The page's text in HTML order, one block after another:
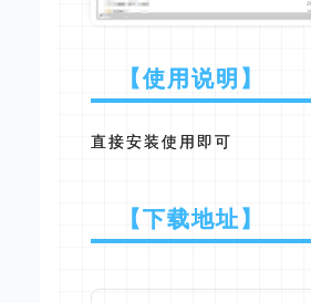
【使用说明】
直接安装使用即可
【下载地址】